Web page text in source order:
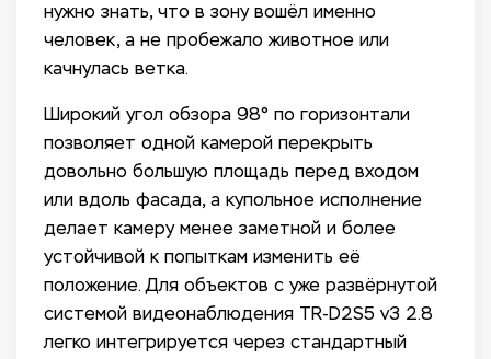
нужно знать, что в зону вошёл именно
человек, а не пробежало животное или
качнулась ветка.
Широкий угол обзора 98° по горизонтали
позволяет одной камерой перекрыть
довольно большую площадь перед входом
или вдоль фасада, а купольное исполнение
делает камеру менее заметной и более
устойчивой к попыткам изменить её
положение. Для объектов с уже развёрнутой
системой видеонаблюдения TR-D2S5 v3 2.8
легко интегрируется через стандартный